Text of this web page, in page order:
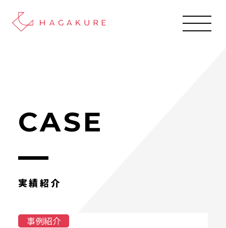
CASE
実績紹介
事例紹介